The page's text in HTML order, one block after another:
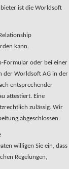
ist die Worldsoft
kann.
Formular oder bei einer
der Worldsoft AG in der
entsprechender
attestiert. Eine
zulässig. Wir
abgeschlossen.
willigen Sie ein, dass
Regelungen,